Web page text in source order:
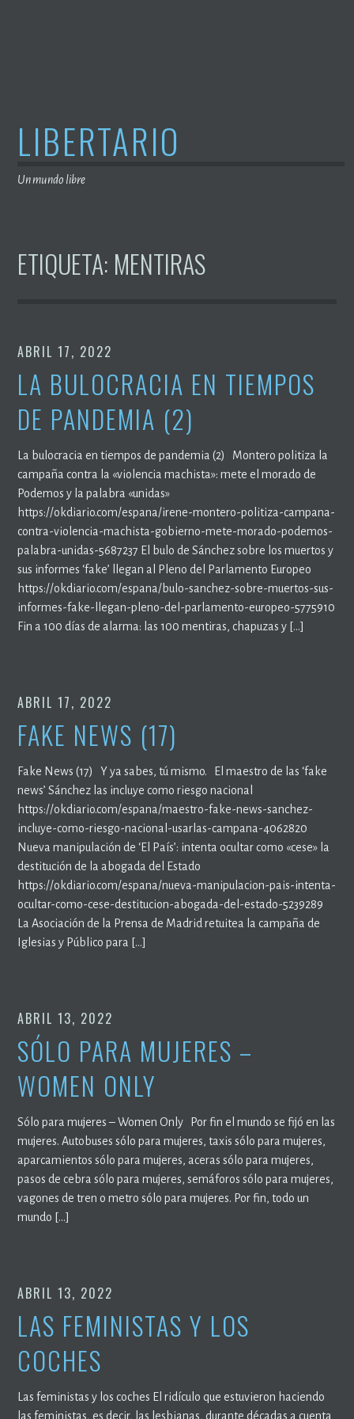
LIBERTARIO
Un mundo libre
ETIQUETA: MENTIRAS
ABRIL 17, 2022
LA BULOCRACIA EN TIEMPOS
DE PANDEMIA (2)
La bulocracia en tiempos de pandemia (2) Montero politiza la
campaña contra la «violencia machista»: mete el morado de
Podemos y la palabra «unidas»
https://okdiario.com/espana/irene-montero-politiza-campana-
contra-violencia-machista-gobierno-mete-morado-podemos-
palabra-unidas-5687237 El bulo de Sánchez sobre los muertos y
sus informes ‘fake’ llegan al Pleno del Parlamento Europeo
https://okdiario.com/espana/bulo-sanchez-sobre-muertos-sus-
informes-fake-llegan-pleno-del-parlamento-europeo-5775910
Fin a 100 días de alarma: las 100 mentiras, chapuzas y […]
ABRIL 17, 2022
FAKE NEWS (17)
Fake News (17) Y ya sabes, tú mismo. El maestro de las ‘fake
news’ Sánchez las incluye como riesgo nacional
https://okdiario.com/espana/maestro-fake-news-sanchez-
incluye-como-riesgo-nacional-usarlas-campana-4062820
Nueva manipulación de ‘El País’: intenta ocultar como «cese» la
destitución de la abogada del Estado
https://okdiario.com/espana/nueva-manipulacion-pais-intenta-
ocultar-como-cese-destitucion-abogada-del-estado-5239289
La Asociación de la Prensa de Madrid retuitea la campaña de
Iglesias y Público para […]
ABRIL 13, 2022
SÓLO PARA MUJERES –
WOMEN ONLY
Sólo para mujeres – Women Only Por fin el mundo se fijó en las
mujeres. Autobuses sólo para mujeres, taxis sólo para mujeres,
aparcamientos sólo para mujeres, aceras sólo para mujeres,
pasos de cebra sólo para mujeres, semáforos sólo para mujeres,
vagones de tren o metro sólo para mujeres. Por fin, todo un
mundo […]
ABRIL 13, 2022
LAS FEMINISTAS Y LOS
COCHES
Las feministas y los coches El ridículo que estuvieron haciendo
las feministas, es decir, las lesbianas, durante décadas a cuenta